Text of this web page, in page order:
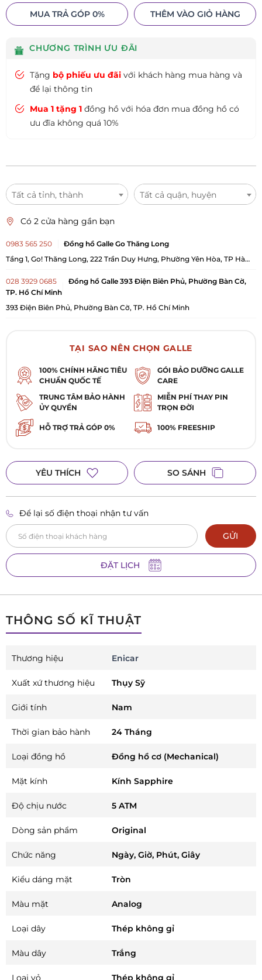
MUA TRẢ GÓP 0% THÊM VÀO GIỎ HÀNG
CHƯƠNG TRÌNH ƯU ĐÃI
Tặng bộ phiếu ưu đãi với khách hàng mua hàng và
để lại thông tin
Mua 1 tặng 1 đồng hồ với hóa đơn mua đồng hồ có
ưu đĩa không quá 10%
Tất cả tỉnh, thành Tất cả quận, huyện
Có 2 cửa hàng gần bạn
0983 565 250
Đồng hồ Galle Go Thăng Long
Tầng 1, Go! Thăng Long, 222 Trần Duy Hưng, Phường Yên Hòa, TP Hà
028 3929 0685
Đồng hồ Galle 393 Điện Biên Phủ, Phường Bàn Cờ,
TP. Hồ Chí Minh
393 Điện Biên Phủ, Phường Bàn Cờ, TP. Hồ Chí Minh
TẠI SAO NÊN CHỌN GALLE
100% CHÍNH HÃNG TIÊU
CHUẨN QUỐC TẾ
GÓI BẢO DƯỠNG GALLE
CARE
TRUNG TÂM BẢO HÀNH
ỦY QUYỀN
MIỄN PHÍ THAY PIN
TRỌN ĐỜI
HỖ TRỢ TRẢ GÓP 0% 100% FREESHIP
YÊU THÍCH SO SÁNH
Để lại số điện thoại nhận tư vấn
GỬI
ĐẶT LỊCH
THÔNG SỐ KĨ THUẬT
Thương hiệu Enicar
Xuất xứ thương hiệu Thụy Sỹ
Giới tính Nam
Thời gian bảo hành 24 Tháng
Loại đồng hồ Đồng hồ cơ (Mechanical)
Mặt kính Kính Sapphire
Độ chịu nước 5 ATM
Dòng sản phẩm Original
Chức năng Ngày, Giờ, Phút, Giây
Kiểu dáng mặt Tròn
Màu mặt Analog
Loại dây Thép không gỉ
Màu dây Trắng
Loại vỏ Thép không gỉ